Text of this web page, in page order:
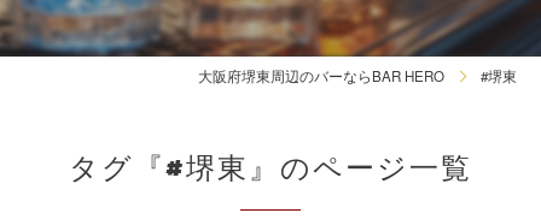
大阪府堺東周辺のバーならBAR HERO #堺東
タグ『#堺東』のページ一覧